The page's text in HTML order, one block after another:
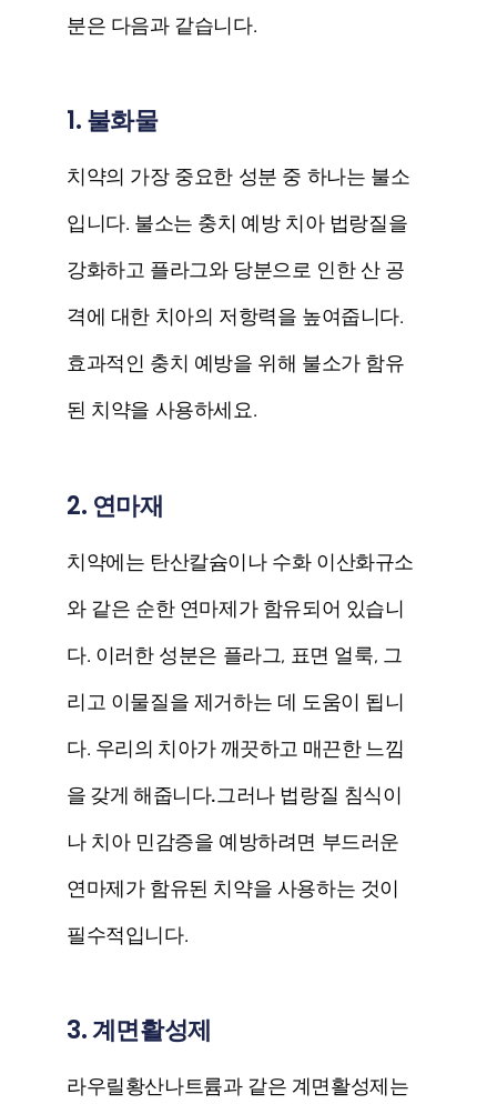
분은 다음과 같습니다.
1. 불화물
치약의 가장 중요한 성분 중 하나는 불소
입니다. 불소는 충치 예방치아 법랑질을
강화하고 플라그와 당분으로 인한 산 공
격에 대한 치아의 저항력을 높여줍니다.
효과적인 충치 예방을 위해 불소가 함유
된 치약을 사용하세요.
2. 연마재
치약에는 탄산칼슘이나 수화 이산화규소
와 같은 순한 연마제가 함유되어 있습니
다. 이러한 성분은 플라그, 표면 얼룩, 그
리고 이물질을 제거하는 데 도움이 됩니
다. 우리의 치아가 깨끗하고 매끈한 느낌
을 갖게 해줍니다.그러나 법랑질 침식이
나 치아 민감증을 예방하려면 부드러운
연마제가 함유된 치약을 사용하는 것이
필수적입니다.
3. 계면활성제
라우릴황산나트륨과 같은 계면활성제는